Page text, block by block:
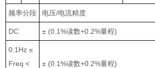
频率分段 电压/电流精度
DC ± (0.1%读数+0.2%量程)
0.1Hz≤
Freq <
± (0.1%读数+0.2%量程)